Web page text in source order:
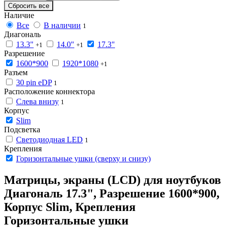
Сбросить все
Наличие
Все
В наличии 1
Диагональ
13.3" +1 14.0" +1
17.3"
Разрешение
1600*900
1920*1080 +1
Разъем
30 pin eDP 1
Расположение коннектора
Слева внизу 1
Корпус
Slim
Подсветка
Светодиодная LED 1
Крепления
Горизонтальные ушки (сверху и снизу)
Матрицы, экраны (LCD) для ноутбуков
Диагональ 17.3", Разрешение 1600*900,
Корпус Slim, Крепления
Горизонтальные ушки